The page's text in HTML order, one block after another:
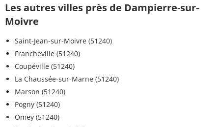
Les autres villes près de Dampierre-sur-
Moivre
Saint-Jean-sur-Moivre (51240)
Francheville (51240)
Coupéville (51240)
La Chaussée-sur-Marne (51240)
Marson (51240)
Pogny (51240)
Omey (51240)